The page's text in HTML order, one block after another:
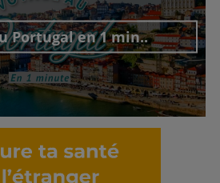
Portugal en 1 min..
cet interview